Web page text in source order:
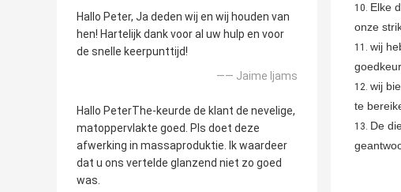
Hallo Peter, Ja deden wij en wij houden van
hen! Hartelijk dank voor al uw hulp en voor
de snelle keerpunttijd!
—— Jaime Ijams
Hallo PeterThe-keurde de klant de nevelige,
matoppervlakte goed. Pls doet deze
afwerking in massaproduktie. Ik waardeer
dat u ons vertelde glanzend niet zo goed
was.
10. Elke
onze
11. wij
12. wij
te
13. De